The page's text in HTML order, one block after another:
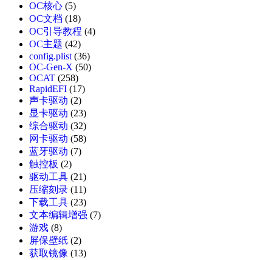
OC核心 (5)
OC文档 (18)
OC引导教程 (4)
OC主题 (42)
config.plist(36)
OC-Gen-X (50)
OCAT (258)
RapidEFI (17)
声卡驱动 (2)
显卡驱动 (23)
综合驱动 (32)
网卡驱动 (58)
蓝牙驱动 (7)
触控板 (2)
驱动工具 (21)
压缩刻录 (11)
下载工具 (23)
文本编辑增强 (7)
游戏 (8)
屏保壁纸 (2)
获取镜像 (13)